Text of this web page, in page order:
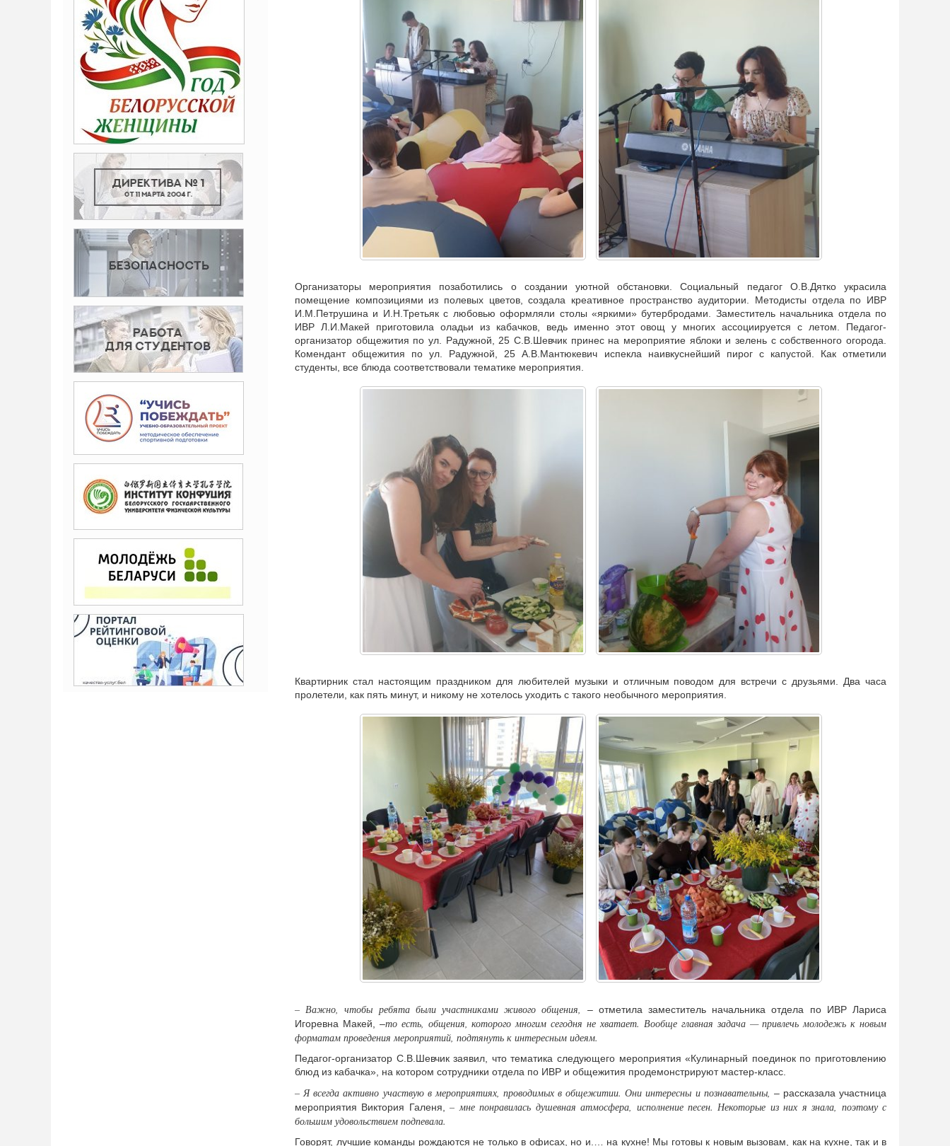
Организаторы мероприятия позаботились о создании уютной обстановки. Социальный педагог О.В.Дятко украсила
помещение композициями из полевых цветов, создала креативное пространство аудитории. Методисты отдела по ИВР
И.М.Петрушина и И.Н.Третьяк с любовью оформляли столы «яркими» бутербродами. Заместитель начальника отдела по
ИВР Л.И.Макей приготовила оладьи из кабачков, ведь именно этот овощ у многих ассоциируется с летом. Педагог-
организатор общежития по ул. Радужной, 25 С.В.Шевчик принес на мероприятие яблоки и зелень с собственного огорода.
Комендант общежития по ул. Радужной, 25 А.В.Мантюкевич испекла наивкуснейший пирог с капустой. Как отметили
студенты, все блюда соответствовали тематике мероприятия.
Квартирник стал настоящим праздником для любителей музыки и отличным поводом для встречи с друзьями. Два часа
пролетели, как пять минут, и никому не хотелось уходить с такого необычного мероприятия.
– Важно, чтобы ребята были участниками живого общения,
– отметила заместитель начальника отдела по ИВР Лариса
Игоревна Макей, –то есть, общения, которого многим сегодня не хватает. Вообще главная задача — привлечь молодежь к новым
форматам проведения мероприятий, подтянуть к интересным идеям.
Педагог-организатор С.В.Шевчик заявил, что тематика следующего мероприятия «Кулинарный поединок по приготовлению
блюд из кабачка», на котором сотрудники отдела по ИВР и общежития продемонстрируют мастер-класс.
– Я всегда активно участвую в мероприятиях, проводимых в общежитии. Они интересны и познавательны, – рассказала участница
мероприятия Виктория Галеня,– мне понравилась душевная атмосфера, исполнение песен. Некоторые из них я знала, поэтому с
большим удовольствием подпевала.
Говорят, лучшие команды рождаются не только в офисах, но и.… на кухне! Мы готовы к новым вызовам, как на кухне, так и в